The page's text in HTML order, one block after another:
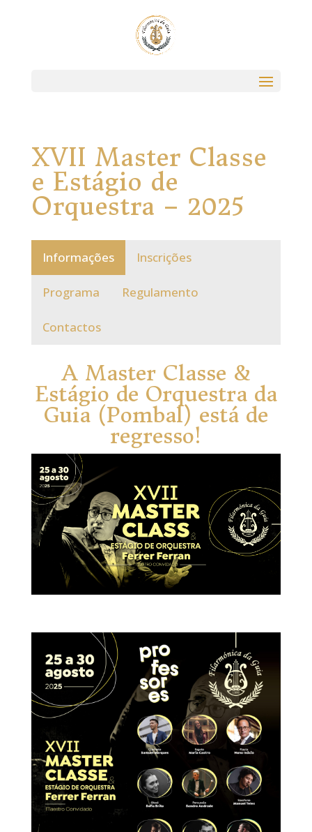
XVII Master Classe
e Estágio de
Orquestra – 2025
Informações Inscrições
Programa Regulamento
Contactos
A Master Classe &
Estágio de Orquestra da
Guia (Pombal) está de
regresso!